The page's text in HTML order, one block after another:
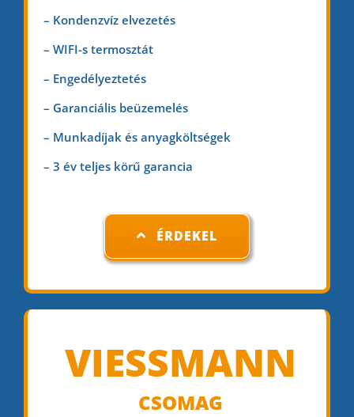
– Kondenzvíz elvezetés
– WIFI-s termosztát
– Engedélyeztetés
– Garanciális beüzemelés
– Munkadíjak és anyagköltségek
– 3 év teljes körű garancia
ÉRDEKEL
VIESSMANN
CSOMAG